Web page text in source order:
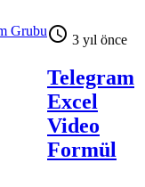
 3 yıl önce
Telegram
Excel
Video
Formül